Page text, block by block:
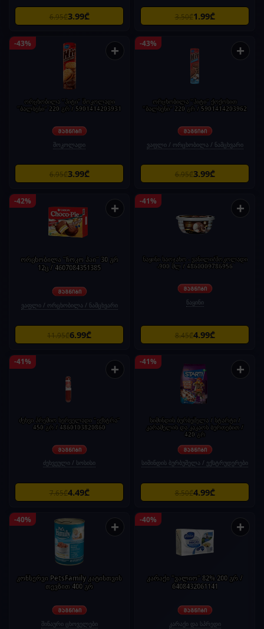
6.95₾3.99₾ 3.50₾1.99₾
-43% +
ორცხობილა "ჰიტი" შოკოლადი
"ბალსენი" 220 გრ / 5901414203931
შოკოლადი
6.95₾3.99₾
-43% +
ორცხობილა "ჰიტი" ქოქოსით
"ბალსენი" 220 გრ / 5901414203962
ვაფლი / ორცხობილა / ნამცხვარი
6.95₾3.99₾
-42% +
ორცხობილა "ჩოკო პაი" 30 გრ
12ც / 4607084351385
ვაფლი / ორცხობილა / ნამცხვარი
11.95₾6.99₾
-41% +
ნაყინი საოჯახო - ვანილი/შოკოლადი
-900 მლ / 4860009786956
ნაყინი
8.45₾4.99₾
-41% +
ძეხვი პრემიო სერველადი "ექსტრა"
450 გრ / 4860103820860
ძეხვეული / სოსისი
7.65₾4.49₾
-41% +
სიმინდის ბურბუშელა / სტარტი /
კარამელის და კაკაოს ბურთებით /
420 გრ
სიმინდის ბურბუშელა / ექსტრუდერები
8.50₾4.99₾
-40% +
კონსერვი PetsFamily კატისთვის
თევზით 400 გრ
შინაური ცხოველები
-40% +
კარაქი "ვალიო" 82% 200 გრ /
6408432061141
კარაქი და სპრედი